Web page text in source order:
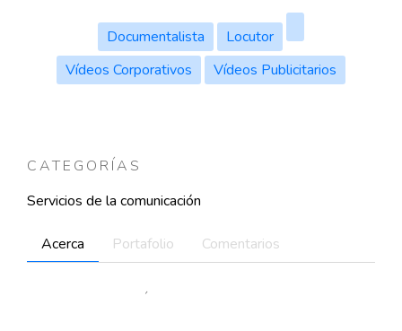
Documentalista
Locutor
Vídeos Corporativos
Vídeos Publicitarios
CATEGORÍAS
Servicios de la comunicación
Acerca Portafolio Comentarios
INFORMACIÓN DEL USUARIO